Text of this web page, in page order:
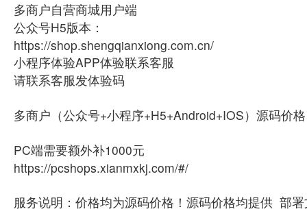
多商户自营商城用户端
公众号H5版本：
https://shop.shengqianxiong.com.cn/
小程序体验APP体验联系客服
请联系客服发体验码
多商户（公众号+小程序+H5+Android+IOS）源码价
PC端需要额外补1000元
https://pcshops.xianmxkj.com/#/
服务说明：价格均为源码价格！源码价格均提供 部